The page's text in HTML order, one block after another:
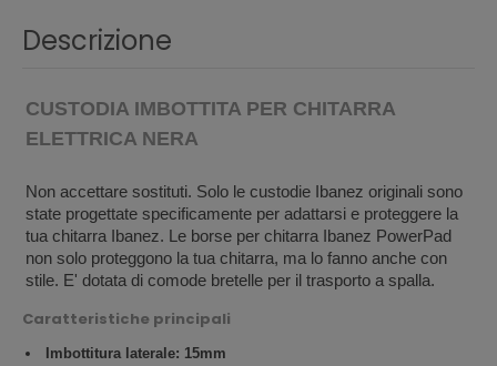
Descrizione
CUSTODIA IMBOTTITA PER CHITARRA
ELETTRICA NERA
Non accettare sostituti. Solo le custodie Ibanez originali sono
state progettate specificamente per adattarsi e proteggere la
tua chitarra Ibanez. Le borse per chitarra Ibanez PowerPad
non solo proteggono la tua chitarra, ma lo fanno anche con
stile. E' dotata di comode bretelle per il trasporto a spalla.
Caratteristiche principali
Imbottitura laterale: 15mm